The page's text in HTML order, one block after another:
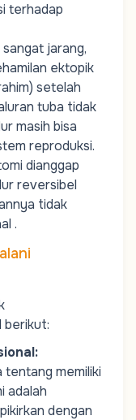
terhadap
jarang,
ektopik
setelah
tuba tidak
masih bisa
reproduksi.
dianggap
reversibel
tidak
.
berikut:
:
tentang memiliki
adalah
dengan